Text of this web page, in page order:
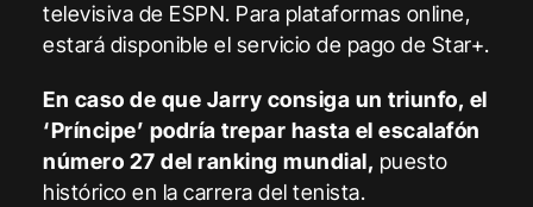
televisiva de ESPN. Para plataformas online,
estará disponible el servicio de pago de Star+.
En caso de que Jarry consiga un triunfo, el
‘Príncipe’ podría trepar hasta el escalafón
número 27 del ranking mundial, puesto
histórico en la carrera del tenista.